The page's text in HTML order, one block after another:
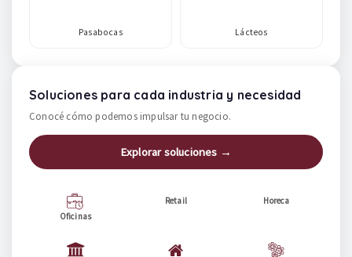
Pasabocas Lácteos
Soluciones para cada industria y necesidad
Conocé cómo podemos impulsar tu negocio.
Explorar soluciones →
Oficinas
Retail Horeca